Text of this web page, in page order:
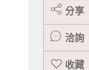
分享
洽詢